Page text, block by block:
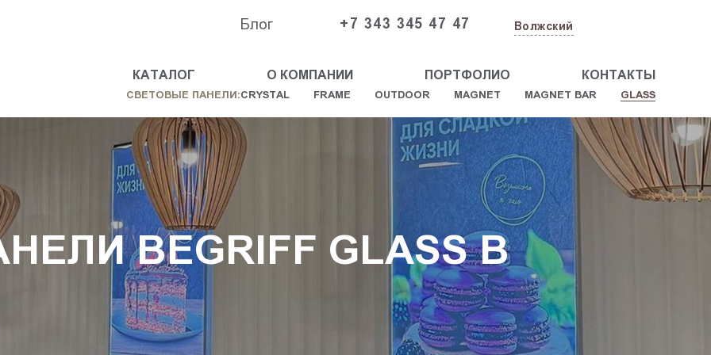
Блог +7 343 345 47 47 Волжский
КАТАЛОГ О КОМПАНИИ ПОРТФОЛИО КОНТАКТЫ
СВЕТОВЫЕ ПАНЕЛИ:CRYSTAL FRAME OUTDOOR MAGNET MAGNET BAR GLASS
BEGRIFF GLASS В